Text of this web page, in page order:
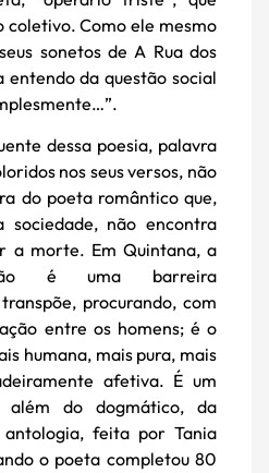
coletivo. Como ele mesmo
sonetos de A Rua dos
entendo da questão social
dessa poesia, palavra
nos seus versos, não
do poeta romântico que,
sociedade, não encontra
a morte. Em Quintana, a
não é uma barreira
procurando, com
entre os homens; é o
humana, mais pura, mais
afetiva. É um
além do dogmático, da
antologia, feita por Tania
o poeta completou 80